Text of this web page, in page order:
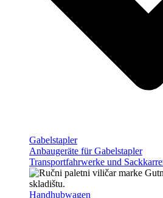
Gabelstapler
Anbaugeräte für Gabelstapler
Transportfahrwerke und
Handhubwagen